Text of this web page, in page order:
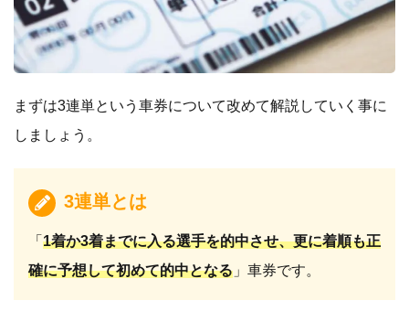
まずは3連単という車券について改めて解説していく事に
しましょう。
3連単とは
「 1着か3着までに入る選手を的中させ、更に着順も正
確に予想して初めて的中となる 」車券です。